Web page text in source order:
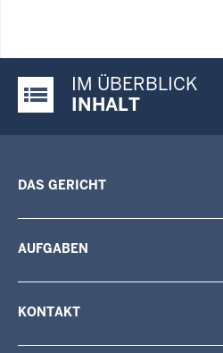
Justiz-Portal im
IM ÜBERBLICK
INHALT
DAS GERICHT
AUFGABEN
KONTAKT